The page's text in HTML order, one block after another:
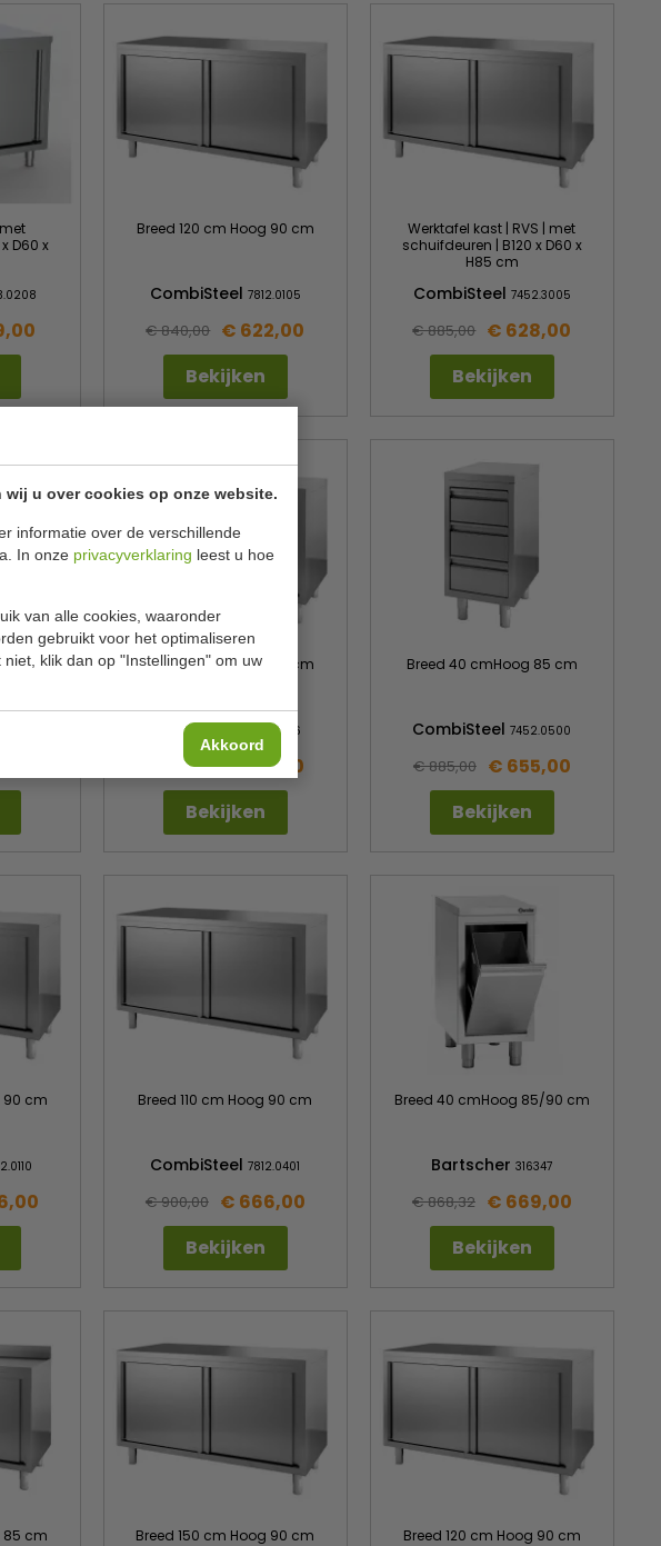
wij u over cookies op onze website.
informatie over de verschillende
In onze privacyverklaring leest u hoe
van alle cookies, waaronder
gebruikt voor het optimaliseren
klik dan op "Instellingen" om uw
Akkoord
D60 x
Breed 120 cm Hoog 90 cm
CombiSteel 7812.0105
€ 840,00 € 622,00
Bekijken
Werktafel kast | RVS | met
schuifdeuren | B120 x D60 x
H85 cm
CombiSteel 7452.3005
€ 885,00 € 628,00
Bekijken
90 cm Breed 130 cm Hoog 90 cm
CombiSteel 7812.0106
€ 875,00 € 648,00
Bekijken
Breed 40 cmHoog 85 cm
CombiSteel7452.0500
€ 885,00 € 655,00
Bekijken
90 cm Breed 110 cm Hoog 90 cm
CombiSteel7812.0401
€ 900,00 € 666,00
Bekijken
Breed 40 cmHoog 85/90 cm
Bartscher316347
€ 868,32 € 669,00
Bekijken
85 cm Breed 150 cm Hoog 90 cm Breed 120 cm Hoog 90 cm